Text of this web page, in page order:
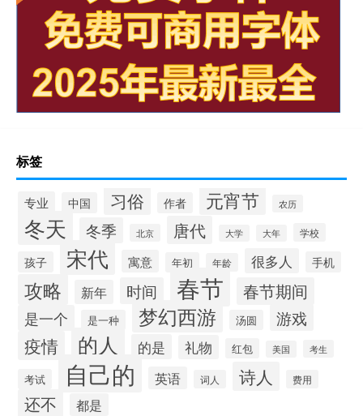
标签
专业 中国 习俗 作者 元宵节 农历
冬天 冬季 北京 唐代 大学 大年 学校
孩子 宋代 寓意 年初 年龄 很多人 手机
攻略 新年 时间 春节 春节期间
是一个 是一种 梦幻西游 汤圆 游戏
疫情 的人 的是 礼物 红包 美国 考生
考试 自己的 英语 词人 诗人 费用
还不 都是